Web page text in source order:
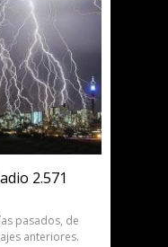
2.571
pasados, de
anteriores.